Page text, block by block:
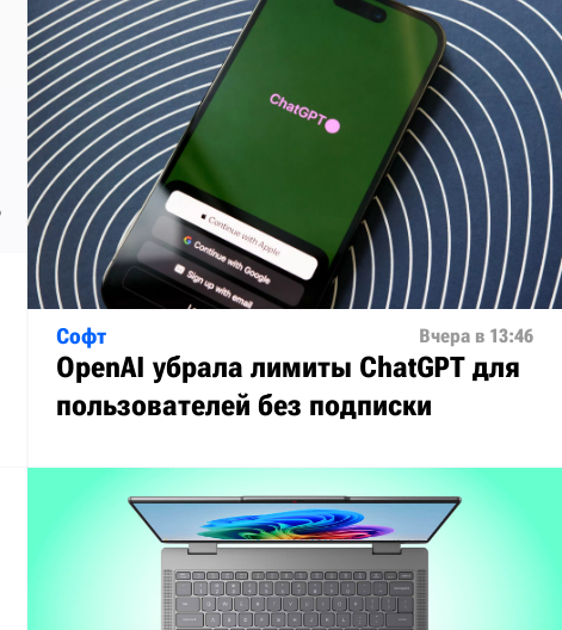
Софт Вчера в 13:46
OpenAI убрала лимиты ChatGPT для
пользователей без подписки